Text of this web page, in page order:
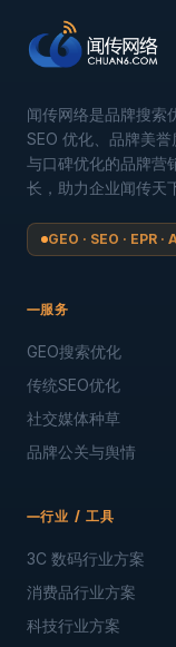
闻传网络是品牌搜索
SEO 优化、品牌美
与口碑优化的品牌营
长，助力企业闻传天
GEO · SEO · EPR ·
服务
GEO搜索优化
传统SEO优化
社交媒体种草
品牌公关与舆情
行业 / 工具
3C 数码行业方案
消费品行业方案
科技行业方案